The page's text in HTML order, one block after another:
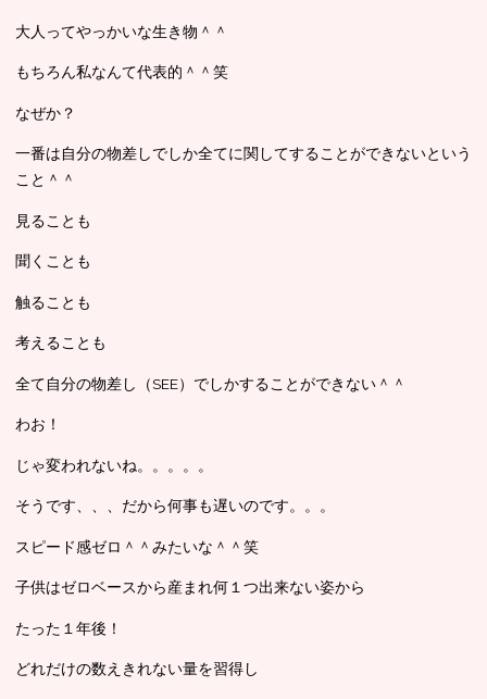
大人ってやっかいな生き物＾＾
もちろん私なんて代表的＾＾笑
なぜか？
一番は自分の物差しでしか全てに関してすることができないという
こと＾＾
見ることも
聞くことも
触ることも
考えることも
全て自分の物差し（SEE）でしかすることができない＾＾
わお！
じゃ変われないね。。。。。
そうです、、、だから何事も遅いのです。。。
スピード感ゼロ＾＾みたいな＾＾笑
子供はゼロベースから産まれ何１つ出来ない姿から
たった１年後！
どれだけの数えきれない量を習得し